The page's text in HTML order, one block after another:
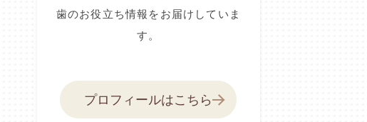
歯のお役立ち情報をお届けしていま
す。
プロフィールはこちら